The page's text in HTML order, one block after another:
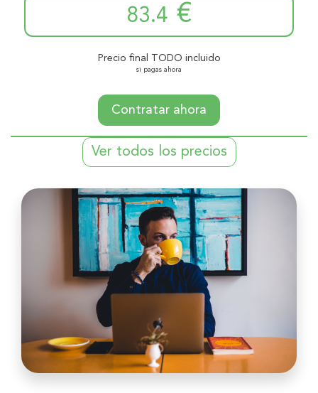
83.4 €
Precio final TODO incluido
si pagas ahora
Contratar ahora
Ver todos los precios